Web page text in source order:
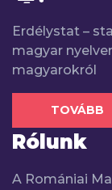
Erdélystat –
magyar
magyarokról
TOVÁBB
Rólunk
A Romániai